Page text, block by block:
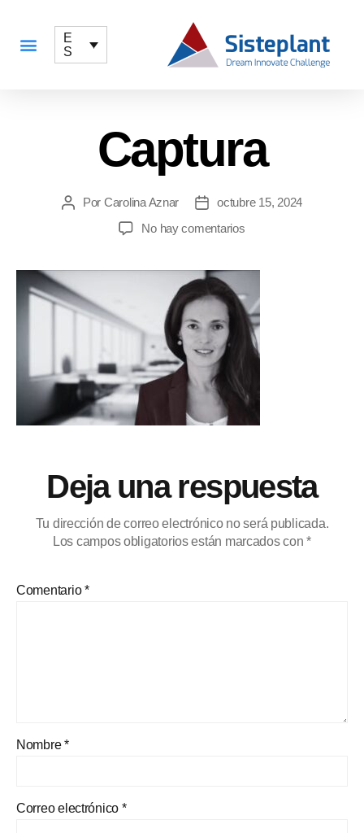
E
S
Captura
Por Carolina Aznar
octubre 15, 2024
No hay comentarios
Deja una respuesta
Tu dirección de correo electrónico no será publicada.
Los campos obligatorios están marcados con*
Comentario*
Nombre*
Correo electrónico *